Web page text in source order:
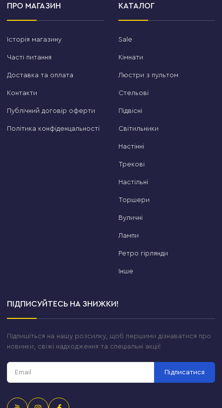
ПРО МАГАЗИН
Історія магазину
Часті питання
Доставка та оплата
Контакти
Публічний договір оферти
Політика конфіденцальності
КАТАЛОГ
Sale
Кімнати
Люстри з пультом
Стельові
Підвісні
Світильники
Настінні
Трекові
Настільні
Торшери
Вуличні
Лампи
Ретро гірлянди
Інше
ПІДПИСУЙТЕСЬ НА ЗНИЖКИ!
Підпишіться на нашу розсилку, щоб першими дізнаватися про
новинки, свіжі надходження та спеціальні акції!
Підписатися